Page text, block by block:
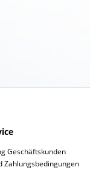
Geschäftskunden
Zahlungsbedingungen